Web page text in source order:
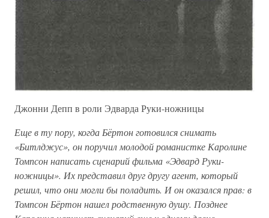
Джонни Депп в роли Эдварда Руки-ножницы
Еще в ту пору, когда Бёртон готовился снимать
«Битлджус», он поручил молодой романистке Каролине
Томпсон написать сценарий фильма «Эдвард Руки-
ножницы». Их представил друг другу агент, который
решил, что они могли бы поладить. И он оказался прав: в
Томпсон Бёртон нашел родственную душу. Позднее